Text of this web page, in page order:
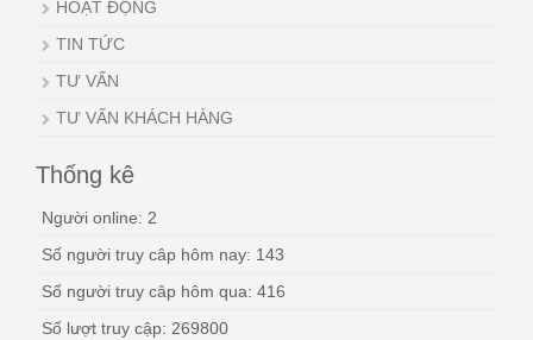
HOẠT ĐỘNG
TIN TỨC
TƯ VẤN
TƯ VẤN KHÁCH HÀNG
Thống kê
Người online: 2
Số người truy câp hôm nay: 143
Số người truy câp hôm qua: 416
Số lượt truy cập: 269800